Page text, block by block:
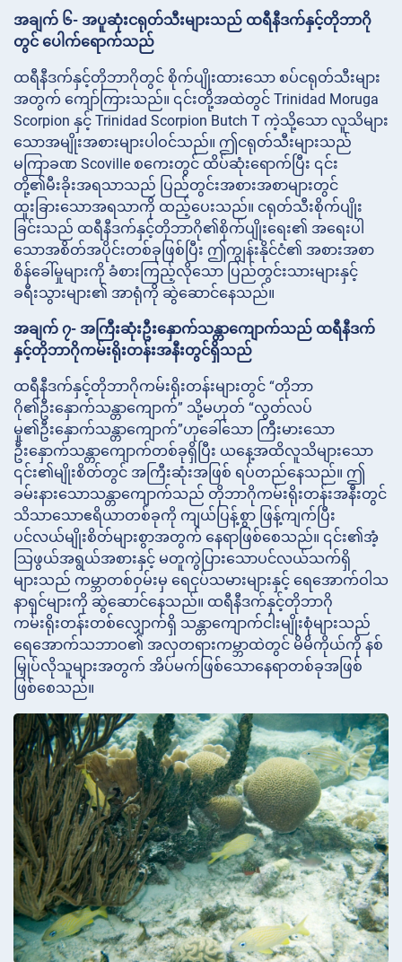
အချက် ၆- အပူဆုံးငရုတ်သီးများသည် ထရီနီဒက်နှင့်တိုဘာဂို
တွင် ပေါက်ရောက်သည်
ထရီနီဒက်နှင့်တိုဘာဂိုတွင် စိုက်ပျိုးထားသော စပ်ငရုတ်သီးများ
အတွက် ကျော်ကြားသည်။ ၎င်းတို့အထဲတွင် Trinidad Moruga
Scorpion နှင့် Trinidad Scorpion Butch T ကဲ့သို့သော လူသိများ
သောအမျိုးအစားများပါဝင်သည်။ ဤငရုတ်သီးများသည်
မကြာခဏ Scoville စကေးတွင် ထိပ်ဆုံးရောက်ပြီး ၎င်း
တို့၏မီးခိုးအရသာသည် ပြည်တွင်းအစားအစာများတွင်
ထူးခြားသောအရသာကို ထည့်ပေးသည်။ ငရုတ်သီးစိုက်ပျိုး
ခြင်းသည် ထရီနီဒက်နှင့်တိုဘာဂို၏စိုက်ပျိုးရေး၏ အရေးပါ
သောအစိတ်အပိုင်းတစ်ခုဖြစ်ပြီး ဤကျွန်းနိုင်ငံ၏ အစားအစာ
စိန်ခေါ်မှုများကို ခံစားကြည့်လိုသော ပြည်တွင်းသားများနှင့်
ခရီးသွားများ၏ အာရုံကို ဆွဲဆောင်နေသည်။
အချက် ၇- အကြီးဆုံးဦးနှောက်သန္တာကျောက်သည် ထရီနီဒက်
နှင့်တိုဘာဂိုကမ်းရိုးတန်းအနီးတွင်ရှိသည်
ထရီနီဒက်နှင့်တိုဘာဂိုကမ်းရိုးတန်းများတွင် “တိုဘာ
ဂို၏ဦးနှောက်သန္တာကျောက်” သို့မဟုတ် “လွတ်လပ်
မှု၏ဦးနှောက်သန္တာကျောက်”ဟုခေါ်သော ကြီးမားသော
ဦးနှောက်သန္တာကျောက်တစ်ခုရှိပြီး ယနေ့အထိလူသိများသော
၎င်း၏မျိုးစိတ်တွင် အကြီးဆုံးအဖြစ် ရပ်တည်နေသည်။ ဤ
ခမ်းနားသောသန္တာကျောက်သည် တိုဘာဂိုကမ်းရိုးတန်းအနီးတွင်
သိသာသောဧရိယာတစ်ခုကို ကျယ်ပြန့်စွာ ဖြန့်ကျက်ပြီး
ပင်လယ်မျိုးစိတ်များစွာအတွက် နေရာဖြစ်စေသည်။ ၎င်း၏အံ့
သြဖွယ်အရွယ်အစားနှင့် မတူကွဲပြားသောပင်လယ်သက်ရှိ
များသည် ကမ္ဘာတစ်ဝှမ်းမှ ရေငုပ်သမားများနှင့် ရေအောက်ဝါသ
နာရှင်များကို ဆွဲဆောင်နေသည်။ ထရီနီဒက်နှင့်တိုဘာဂို
ကမ်းရိုးတန်းတစ်လျှောက်ရှိ သန္တာကျောက်ငါးမျိုးစုံများသည်
ရေအောက်သဘာဝ၏ အလှတရားကမ္ဘာထဲတွင် မိမိကိုယ်ကို နစ်
မြှုပ်လိုသူများအတွက် အိပ်မက်ဖြစ်သောနေရာတစ်ခုအဖြစ်
ဖြစ်စေသည်။